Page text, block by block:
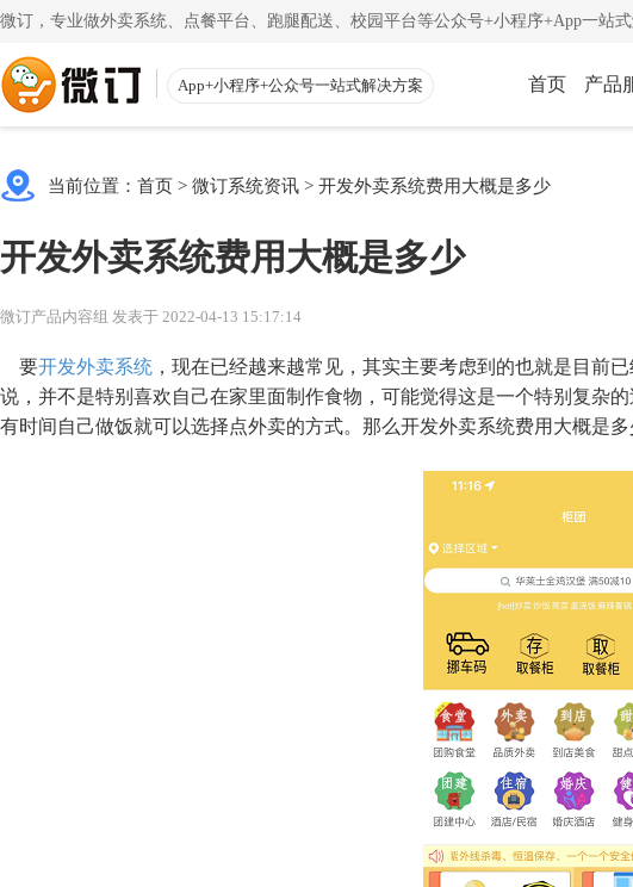
微订，专业做外卖系统、点餐平台、跑腿配送、校园平台等公众号+小程序+App一站
App+小程序+公众号一站式解决方案 首页 产品
渠道 公众号 小程序
使用教程
注册小程序和公众号帐号
初级教程
视频教程
一步一步视频讲解
App下载
手机端的管理客户端
云收银
店铺收银管家
微粉宝
粉丝交流沟通工具
当前位置： 首页 > 微订系统资讯 > 开发外卖系统费用大概是多少
开发外卖系统费用大概是多少
微订产品内容组 发表于 2022-04-13 15:17:14
要开发外卖系统 ，现在已经越来越常见，其实主要考虑到的也就是目前
说，并不是特别喜欢自己在家里面制作食物，可能觉得这是一个特别复杂
有时间自己做饭就可以选择点外卖的方式。那么开发外卖系统费用大概是多